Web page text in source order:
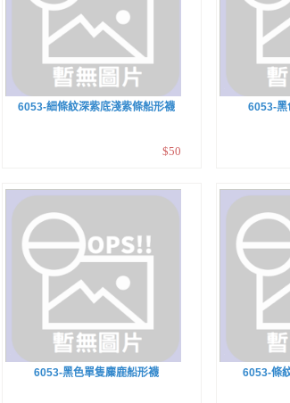
6053-細條紋深紫底淺紫條船形襪
$50
6053-黑
6053-黑色單隻麋鹿船形襪 6053-條